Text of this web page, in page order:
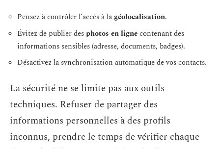
Pensez à contrôler l’accès à la géolocalisation.
Évitez de publier desphotos en lignecontenant des
informations sensibles (adresse, documents, badges).
Désactivez la synchronisation automatique de vos contacts.
La sécurité ne se limite pas aux outils
techniques. Refuser de partager des
informations personnelles à des profils
inconnus, prendre le temps de vérifier chaque